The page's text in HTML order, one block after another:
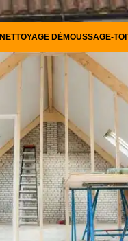
NETTOYAGE DÉMOUSSAGE-